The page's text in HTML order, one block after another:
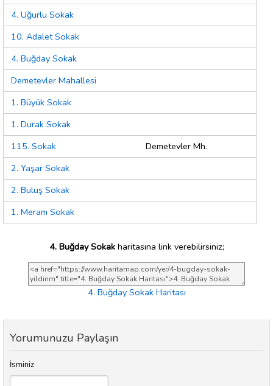
4. Uğurlu Sokak
10. Adalet Sokak
4. Buğday Sokak
Demetevler Mahallesi
1. Büyük Sokak
1. Durak Sokak
115. Sokak
Demetevler Mh.
2. Yaşar Sokak
2. Buluş Sokak
1. Meram Sokak
4. Buğday Sokakharitasına link verebilirsiniz;
4. Buğday Sokak Haritası
Yorumunuzu Paylaşın
İsminiz